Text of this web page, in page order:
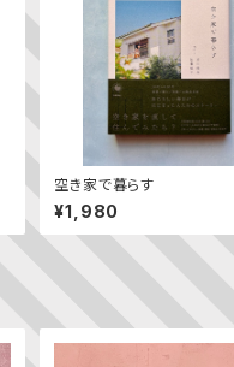
空き家で暮らす
¥1,980